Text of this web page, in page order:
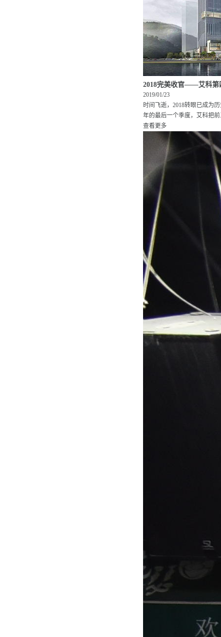
2018完美收官——艾科第
2019/01/23
时间飞逝，2018转眼已成为
年的最后一个季度，艾科把
查看更多